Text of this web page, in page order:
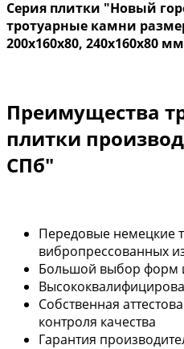
Серия плитки "Новый
тротуарные камни
200х160х80, 240х160х80
Преимущества
плитки
СПб"
Передовые немецкие
вибропрессованных
Большой выбор форм
Собственная
контроля качества
Гарантия